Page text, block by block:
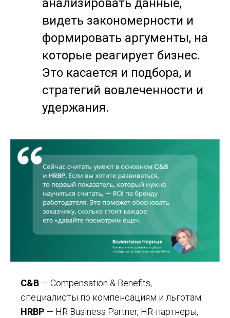
анализировать данные,
видеть закономерности и
формировать аргументы, на
которые реагирует бизнес.
Это касается и подбора, и
стратегий вовлеченности и
удержания.
C&B — Compensation & Benefits,
специалисты по компенсациям и льготам.
HRBP — HR Business Partner, HR-партнеры,